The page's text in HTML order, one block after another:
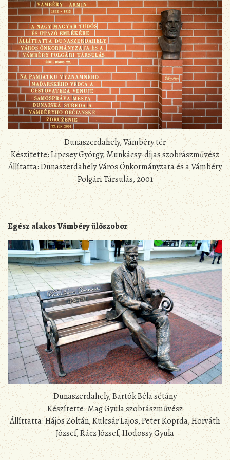
Dunaszerdahely, Vámbéry tér
Készítette: Lipcsey György, Munkácsy-díjas szobrászművész
Állítatta: Dunaszerdahely Város Önkormányzata és a Vámbéry
Polgári Társulás, 2001
Egész alakos Vámbéry ülőszobor
Dunaszerdahely, Bartók Béla sétány
Készítette: Mag Gyula szobrászművész
Állíttatta: Hájos Zoltán, Kulcsár Lajos, Peter Koprda, Horváth
József, Rácz József, Hodossy Gyula